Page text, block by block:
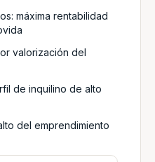
máxima rentabilidad
valorización del
de inquilino de alto
del emprendimiento